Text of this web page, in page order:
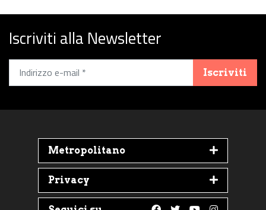
Iscriviti alla Newsletter
Iscriviti
Metropolitano
Privacy